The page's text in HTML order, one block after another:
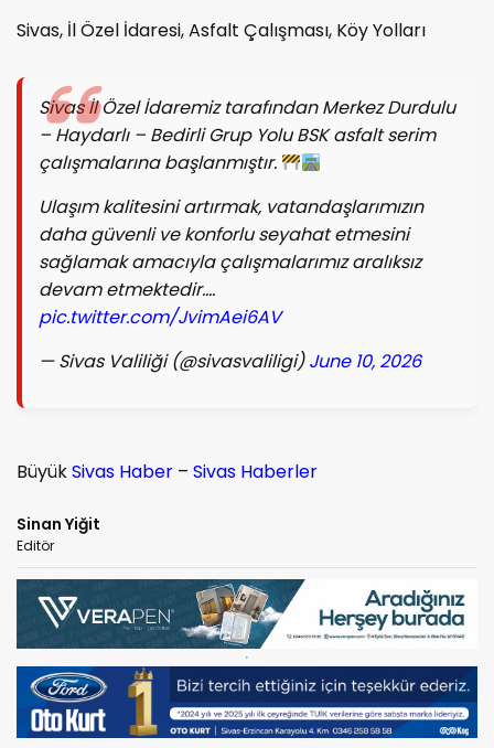
Sivas, İl Özel İdaresi, Asfalt Çalışması, Köy Yolları
Sivas İl Özel İdaremiz tarafından Merkez Durdulu
– Haydarlı – Bedirli Grup Yolu BSK asfalt serim
çalışmalarına başlanmıştır.
Ulaşım kalitesini artırmak, vatandaşlarımızın
daha güvenli ve konforlu seyahat etmesini
sağlamak amacıyla çalışmalarımız aralıksız
devam etmektedir.…
pic.twitter.com/JvimAei6AV
— Sivas Valiliği (@sivasvaliligi)June 10, 2026
BüyükSivas Haber – Sivas Haberler
Sinan Yiğit
Editör